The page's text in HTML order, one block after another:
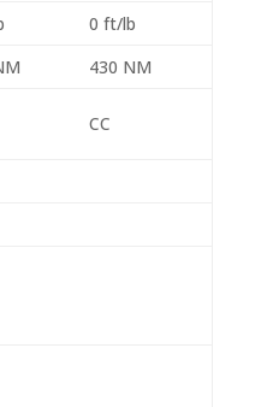
0 ft/lb
430 NM
CC